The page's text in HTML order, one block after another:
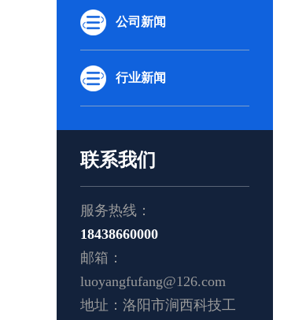
公司新闻
行业新闻
联系我们
服务热线：
18438660000
邮箱：
luoyangfufang@126.com
地址：洛阳市涧西科技工